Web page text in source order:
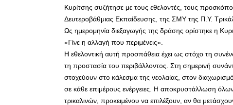
Κυρίτσης συζήτησε με τους εθελοντές, τους
Δευτεροβάθμιας Εκπαίδευσης, της ΣΜΥ της Π.Υ.
Ως ημερομηνία διεξαγωγής της δράσης ορίστηκε η
«Γίνε η αλλαγή που περιμένεις».
Η εθελοντική αυτή προσπάθεια έχει ως στόχο τη
τη προστασία του περιβάλλοντος. Στη σημερινή
στοχεύουν στο κάλεσμα της νεολαίας, στον
σε κάθε επιμέρους ενέργειες. Η αποκρυστάλλωση
τρικαλινών, προκειμένου να επιλέξουν, αν θα